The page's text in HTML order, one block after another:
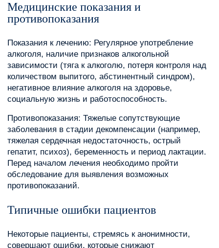
Медицинские показания и
противопоказания
Показания к лечению: Регулярное употребление
алкоголя, наличие признаков алкогольной
зависимости (тяга к алкоголю, потеря контроля над
количеством выпитого, абстинентный синдром),
негативное влияние алкоголя на здоровье,
социальную жизнь и работоспособность.
Противопоказания: Тяжелые сопутствующие
заболевания в стадии декомпенсации (например,
тяжелая сердечная недостаточность, острый
гепатит, психоз), беременность и период лактации.
Перед началом лечения необходимо пройти
обследование для выявления возможных
противопоказаний.
Типичные ошибки пациентов
Некоторые пациенты, стремясь к анонимности,
совершают ошибки, которые снижают